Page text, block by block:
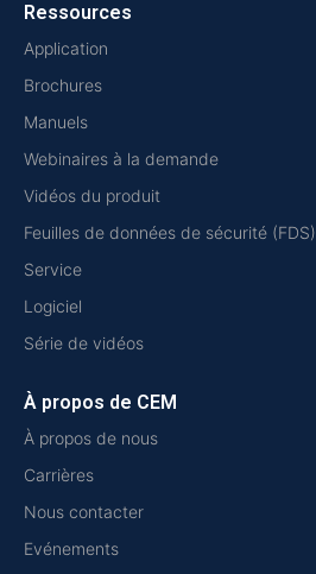
Ressources
Application
Brochures
Manuels
Webinaires à la demande
Vidéos du produit
Feuilles de données de sécurité (FDS)
Service
Logiciel
Série de vidéos
À propos de CEM
À propos de nous
Carrières
Nous contacter
Evénements